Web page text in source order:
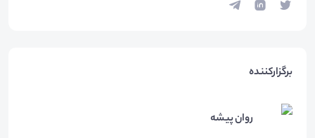
برگزارکننده
روان پیشه